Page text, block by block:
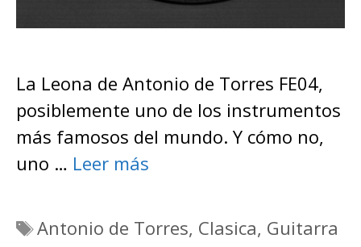
La Leona de Antonio de Torres FE04,
posiblemente uno de los instrumentos
más famosos del mundo. Y cómo no,
uno … Leer más
Etiquetas
Antonio de Torres, Clasica, Guitarra